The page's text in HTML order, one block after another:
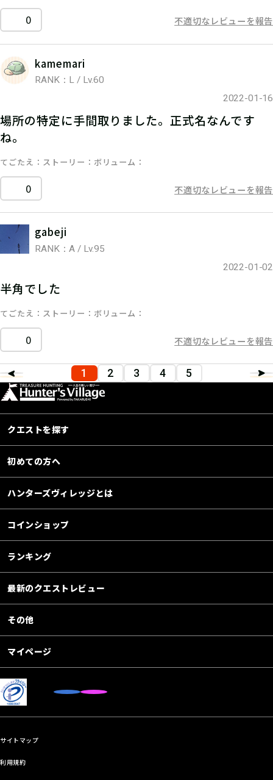
0 不適切なレビューを報告
kamemari
RANK：L / Lv.60
2022-01-16
場所の特定に手間取りました。正式名なんです
ね。
てごたえ ストーリー ボリューム
0 不適切なレビューを報告
gabeji
RANK：A / Lv.95
2022-01-02
半角でした
てごたえ ストーリー ボリューム
0 不適切なレビューを報告
1 2 3 4 5
クエストを探す
初めての方へ
ハンターズヴィレッジとは
コインショップ
ランキング
最新のクエストレビュー
その他
マイページ
サイトマップ
利用規約